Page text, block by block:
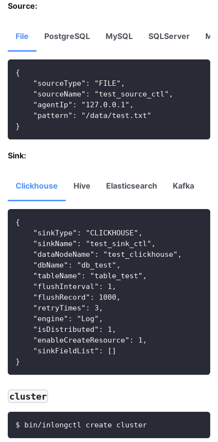
Source:
File PostgreSQL MySQL SQLServer
{
    "sourceType": "FILE",
    "sourceName": "test_source_ctl",
    "agentIp": "127.0.0.1",
    "pattern": "/data/test.txt"
}
Sink:
Clickhouse Hive Elasticsearch Kafka
{
    "sinkType": "CLICKHOUSE",
    "sinkName": "test_sink_ctl",
    "dataNodeName": "test_clickhouse",
    "dbName": "db_test",
    "tableName": "table_test",
    "flushInterval": 1,
    "flushRecord": 1000,
    "retryTimes": 3,
    "engine": "Log",
    "isDistributed": 1,
    "enableCreateResource": 1,
    "sinkFieldList": []
}
cluster
$ bin/inlongctl create cluster